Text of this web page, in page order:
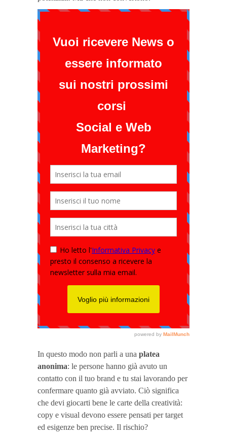
In questo modo non parli a una platea
anonima: le persone hanno già avuto un
contatto con il tuo brand e tu stai lavorando per
confermare quanto già avviato. Ciò significa
che devi giocarti bene le carte della creatività:
copy e visual devono essere pensati per target
ed esigenze ben precise. Il rischio?